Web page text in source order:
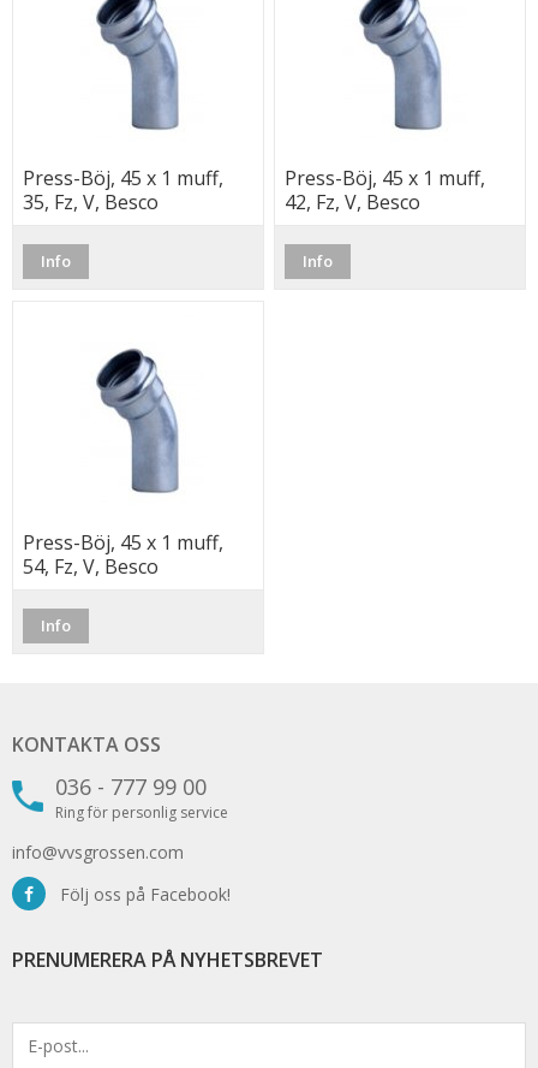
Press-Böj, 45 x 1 muff,
35, Fz, V, Besco
Info
Press-Böj, 45 x 1 muff,
42, Fz, V, Besco
Info
Press-Böj, 45 x 1 muff,
54, Fz, V, Besco
Info
KONTAKTA OSS
036 - 777 99 00
Ring för personlig service
info@vvsgrossen.com
Följ oss på Facebook!
PRENUMERERA PÅ NYHETSBREVET